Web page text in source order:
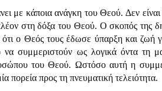
με κάποια ανάγκη του Θεού. Δεν
στη δόξα του Θεού. Ο σκοπός της
ο Θεός τους έδωσε ύπαρξη και ζωή
συμμεριστούν ως λογικά όντα τη
του Θεού. Ωστόσο αυτή η
πορεία προς τη πνευματική τελειότητα.